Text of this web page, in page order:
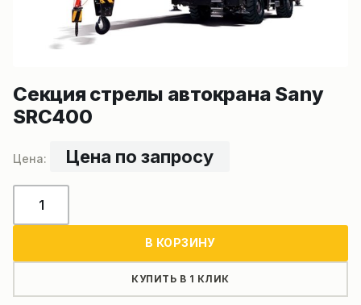
Секция стрелы автокрана Sany
SRC400
Цена по запросу
товара
Sany
В КОРЗИНУ
КУПИТЬ В 1 КЛИК